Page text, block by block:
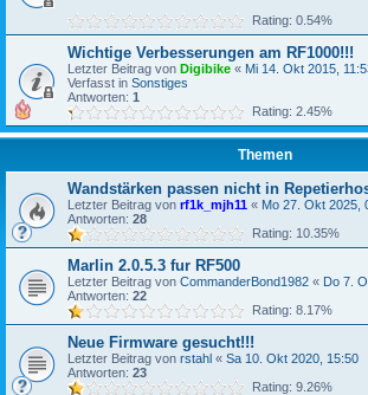
Rating: 0.54%
Wichtige Verbesserungen am RF1000!!!
Letzter Beitrag von Digibike « Mi 14. Okt 2015,
Verfasst in Sonstiges
Antworten: 1
Rating: 2.45%
Themen
Wandstärken passen nicht in
Letzter Beitrag von rf1k_mjh11 « Mo 27. Okt 2025,
Antworten: 28
Rating: 10.35%
Marlin 2.0.5.3 fur RF500
Letzter Beitrag von CommanderBond1982 « Do 7.
Antworten: 22
Rating: 8.17%
Neue Firmware gesucht!!!
Letzter Beitrag von rstahl « Sa 10. Okt 2020, 15:50
Antworten: 23
Rating: 9.26%